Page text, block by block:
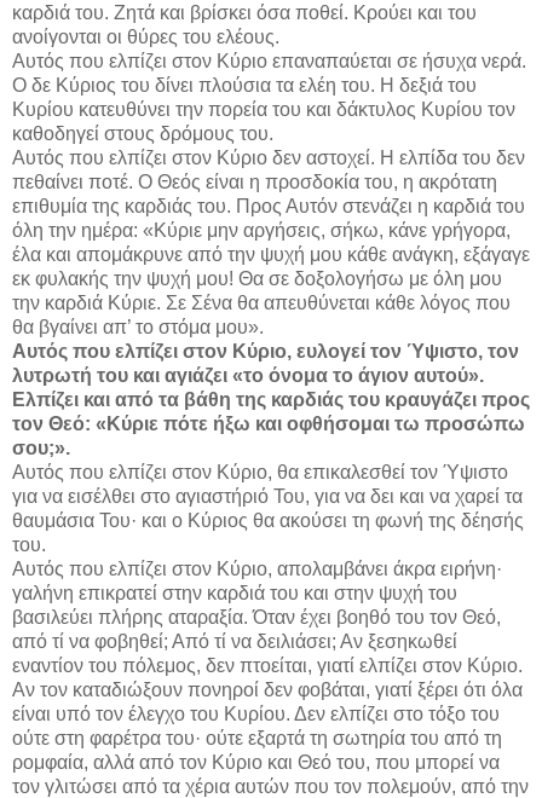
καρδιά του. Ζητά και βρίσκει όσα ποθεί. Κρούει και του
ανοίγονται οι θύρες του ελέους.
Αυτός που ελπίζει στον Κύριο επαναπαύεται σε ήσυχα νερά.
Ο δε Κύριος του δίνει πλούσια τα ελέη του. Η δεξιά του
Κυρίου κατευθύνει την πορεία του και δάκτυλος Κυρίου τον
καθοδηγεί στους δρόμους του.
Αυτός που ελπίζει στον Κύριο δεν αστοχεί. Η ελπίδα του δεν
πεθαίνει ποτέ. Ο Θεός είναι η προσδοκία του, η ακρότατη
επιθυμία της καρδιάς του. Προς Αυτόν στενάζει η καρδιά του
όλη την ημέρα: «Κύριε μην αργήσεις, σήκω, κάνε γρήγορα,
έλα και απομάκρυνε από την ψυχή μου κάθε ανάγκη, εξάγαγε
εκ φυλακής την ψυχή μου! Θα σε δοξολογήσω με όλη μου
την καρδιά Κύριε. Σε Σένα θα απευθύνεται κάθε λόγος που
θα βγαίνει απ’ το στόμα μου».
Αυτός που ελπίζει στον Κύριο, ευλογεί τον Ύψιστο, τον
λυτρωτή του και αγιάζει «το όνομα το άγιον αυτού».
Ελπίζει και από τα βάθη της καρδιάς του κραυγάζει προς
τον Θεό: «Κύριε πότε ήξω και οφθήσομαι τω προσώπω
σου;».
Αυτός που ελπίζει στον Κύριο, θα επικαλεσθεί τον Ύψιστο
για να εισέλθει στο αγιαστήριό Του, για να δει και να χαρεί τα
θαυμάσια Του· και ο Κύριος θα ακούσει τη φωνή της δέησής
του.
Αυτός που ελπίζει στον Κύριο, απολαμβάνει άκρα ειρήνη·
γαλήνη επικρατεί στην καρδιά του και στην ψυχή του
βασιλεύει πλήρης αταραξία. Όταν έχει βοηθό του τον Θεό,
από τί να φοβηθεί; Από τί να δειλιάσει; Αν ξεσηκωθεί
εναντίον του πόλεμος, δεν πτοείται, γιατί ελπίζει στον Κύριο.
Αν τον καταδιώξουν πονηροί δεν φοβάται, γιατί ξέρει ότι όλα
είναι υπό τον έλεγχο του Κυρίου. Δεν ελπίζει στο τόξο του
ούτε στη φαρέτρα του· ούτε εξαρτά τη σωτηρία του από τη
ρομφαία, αλλά από τον Κύριο και Θεό του, που μπορεί να
τον γλιτώσει από τα χέρια αυτών που τον πολεμούν, από την